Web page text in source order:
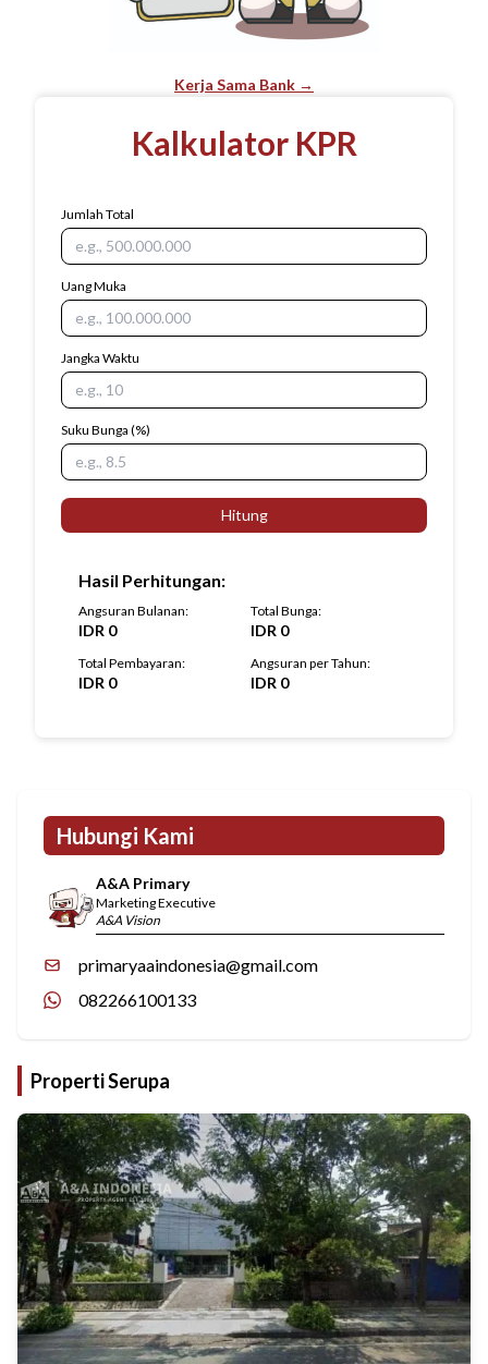
Kerja Sama Bank →
Kalkulator KPR
Jumlah Total
Uang Muka
Jangka Waktu
Suku Bunga (%)
Hitung
Hasil Perhitungan:
Angsuran Bulanan:
IDR 0
Total Bunga:
IDR 0
Total Pembayaran:
IDR 0
Angsuran per Tahun:
IDR 0
Hubungi Kami
A&A Primary
Marketing Executive
A&A Vision
primaryaaindonesia@gmail.com
082266100133
Properti Serupa